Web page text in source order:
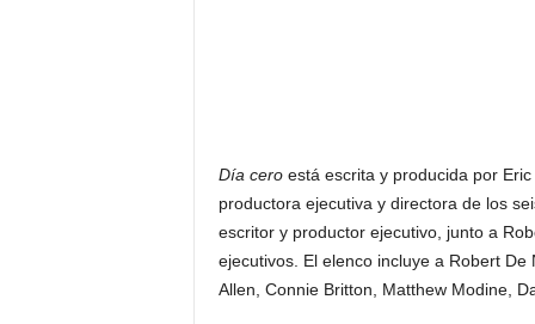
Día ceroestá escrita y producida por
productora ejecutiva y directora de los
escritor y productor ejecutivo, junto a
ejecutivos. El elenco incluye a Robert
Allen, Connie Britton, Matthew Modine,